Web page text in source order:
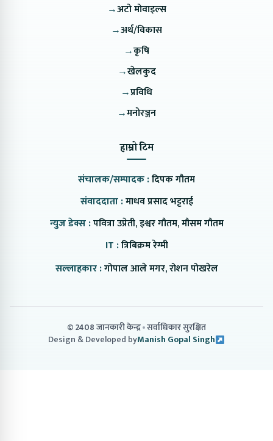
→अटो मोवाइल्स
→अर्थ/विकास
→कृषि
→खेलकुद
→प्रविधि
→मनोरञ्जन
हाम्रो टिम
संचालक/सम्पादक :दिपक गौतम
संवाददाता :माधव प्रसाद भट्टराई
न्युज डेक्स :पवित्रा उप्रेती, इश्वर गौतम, मौसम गौतम
IT :त्रिबिक्रम रेग्मी
सल्लाहकार :गोपाल आले मगर, रोशन पोखरेल
© 2408 जानकारी केन्द्र सर्वाधिकार सुरक्षित
Design & Developed byManish Gopal Singh